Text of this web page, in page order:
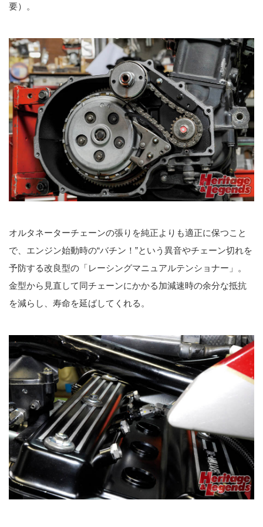
要）。
オルタネーターチェーンの張りを純正よりも適正に保つこと
で、エンジン始動時の“バチン！”という異音やチェーン切れを
予防する改良型の「レーシングマニュアルテンショナー」。
金型から見直して同チェーンにかかる加減速時の余分な抵抗
を減らし、寿命を延ばしてくれる。